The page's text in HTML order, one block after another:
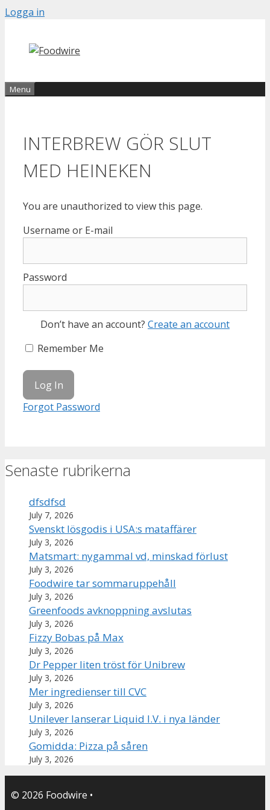
Skip
content
Logga in
Menu
INTERBREW GÖR SLUT
MED HEINEKEN
You are unauthorized to view this page.
Username or E-mail
Password
Don’t have an account? Create an account
Remember Me
Forgot Password
Senaste rubrikerna
dfsdfsd
July 7, 2026
Svenskt lösgodis i USA:s mataffärer
July 3, 2026
Matsmart: nygammal vd, minskad förlust
July 3, 2026
Foodwire tar sommaruppehåll
July 3, 2026
Greenfoods avknoppning avslutas
July 3, 2026
Fizzy Bobas på Max
July 3, 2026
Dr Pepper liten tröst för Unibrew
July 3, 2026
Mer ingredienser till CVC
July 3, 2026
Unilever lanserar Liquid I.V. i nya länder
July 3, 2026
Gomidda: Pizza på såren
July 3, 2026
© 2026 Foodwire •